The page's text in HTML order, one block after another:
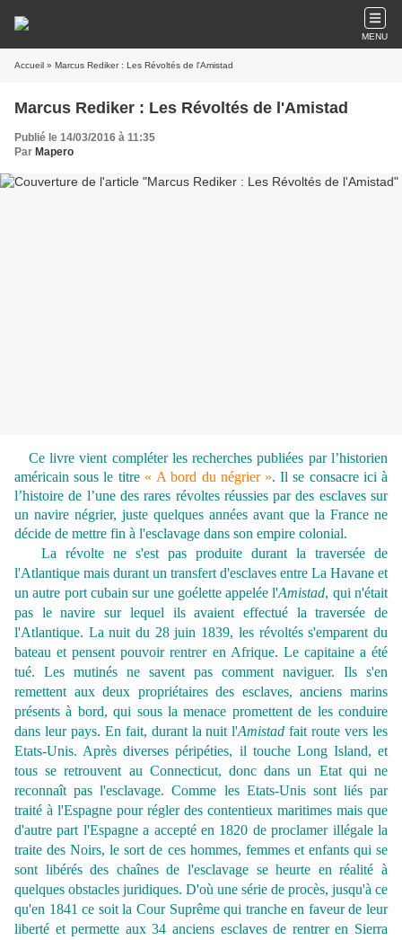
MENU
Accueil » Marcus Rediker : Les Révoltés de l'Amistad
Marcus Rediker : Les Révoltés de l'Amistad
Publié le 14/03/2016 à 11:35
Par Mapero
Ce livre vient compléter les recherches publiées par l’historien
américain sous le titre « A bord du négrier ». Il se consacre ici à
l’histoire de l’une des rares révoltes réussies par des esclaves sur
un navire négrier, juste quelques années avant que la France ne
décide de mettre fin à l'esclavage dans son empire colonial.
La révolte ne s'est pas produite durant la traversée de
l'Atlantique mais durant un transfert d'esclaves entre La Havane et
un autre port cubain sur une goélette appelée l'Amistad, qui n'était
pas le navire sur lequel ils avaient effectué la traversée de
l'Atlantique. La nuit du 28 juin 1839, les révoltés s'emparent du
bateau et pensent pouvoir rentrer en Afrique. Le capitaine a été
tué. Les mutinés ne savent pas comment naviguer. Ils s'en
remettent aux deux propriétaires des esclaves, anciens marins
présents à bord, qui sous la menace promettent de les conduire
dans leur pays. En fait, durant la nuit l'Amistad fait route vers les
Etats-Unis. Après diverses péripéties, il touche Long Island, et
tous se retrouvent au Connecticut, donc dans un Etat qui ne
reconnaît pas l'esclavage. Comme les Etats-Unis sont liés par
traité à l'Espagne pour régler des contentieux maritimes mais que
d'autre part l'Espagne a accepté en 1820 de proclamer illégale la
traite des Noirs, le sort de ces hommes, femmes et enfants qui se
sont libérés des chaînes de l'esclavage se heurte en réalité à
quelques obstacles juridiques. D'où une série de procès, jusqu'à ce
qu'en 1841 ce soit la Cour Suprême qui tranche en faveur de leur
liberté et permette aux 34 anciens esclaves de rentrer en Sierra